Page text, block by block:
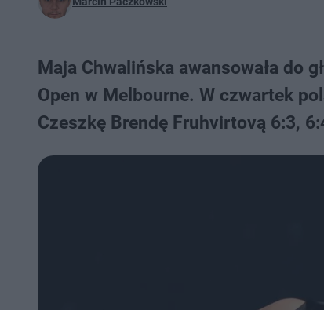
Maja Chwalińska awansowała do
Open w Melbourne. W czwartek
Czeszkę Brendę Fruhvirtovą 6:3,